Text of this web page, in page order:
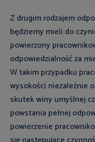
Z drugim rodzajem
będziemy mieli do
powierzony
odpowiedzialność za
W takim przypadku
wysokości niezależnie
skutek winy umyślnej
powstania pełnej
powierzenie